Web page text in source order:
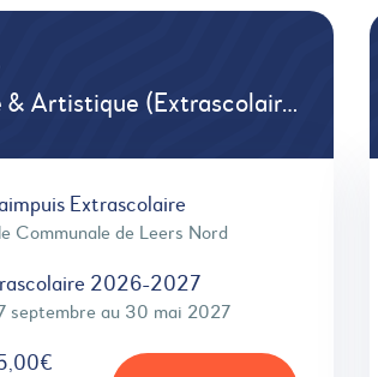
Cuisine & Artistique (Extrascolaire tous les mercredis)
Extrascolaire
Communale de Leers Nord
2026-2027
septembre au 30 mai 2027